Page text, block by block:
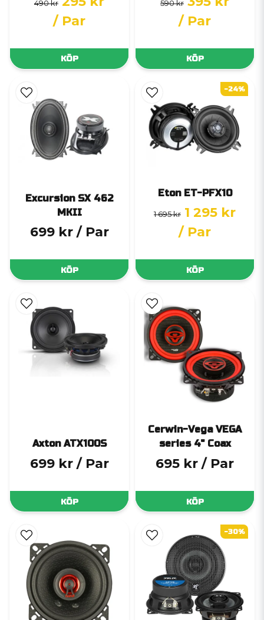
490 kr
/ Par
KÖP
590 kr
/ Par
KÖP
Excursion SX 462
MKII
699 kr / Par
KÖP
Eton ET-PFX10
1 695 kr 1 295 kr
/ Par
KÖP
-24%
Axton ATX100S
699 kr / Par
KÖP
Cerwin-Vega VEGA
series 4" Coax
695 kr / Par
KÖP
-30%